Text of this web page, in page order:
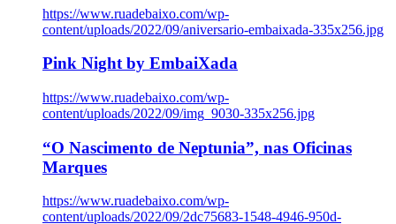
https://www.ruadebaixo.com/wp-
content/uploads/2022/09/aniversario-embaixada-335x256.jpg
Pink Night by EmbaiXada
https://www.ruadebaixo.com/wp-
content/uploads/2022/09/img_9030-335x256.jpg
“O Nascimento de Neptunia”, nas Oficinas
Marques
https://www.ruadebaixo.com/wp-
content/uploads/2022/09/2dc75683-1548-4946-950d-